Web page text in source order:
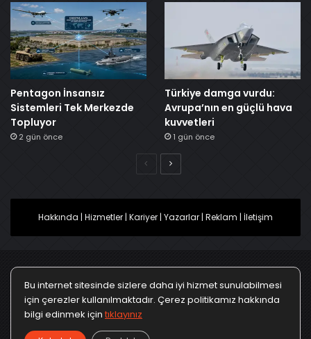
Pentagon İnsansız
Sistemleri Tek Merkezde
Topluyor
2 gün önce
Türkiye damga vurdu:
Avrupa’nın en güçlü hava
kuvvetleri
1 gün önce
ÖncekiSonraki
Hakkında | Hizmetler | Kariyer | Yazarlar | Reklam | İletişim
Ana Sayfa Gizlilik Politikası
Çerez Politikası
Kullanım Koşulları
KVKK Politikası
Bu internet sitesinde sizlere daha iyi hizmet sunulabilmesi
için çerezler kullanılmaktadır. Çerez politikamız hakkında
bilgi edinmek için tıklayınız